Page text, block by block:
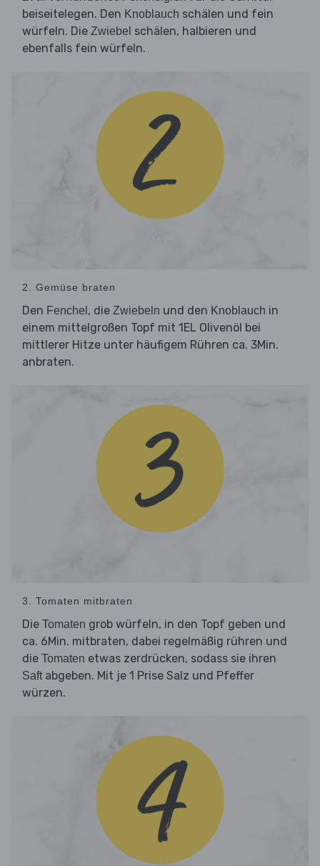
beiseitelegen. Den Knoblauch schälen und fein
würfeln. Die Zwiebel schälen, halbieren und
ebenfalls fein würfeln.
2. Gemüse braten
Den Fenchel , die Zwiebeln und den Knoblauch in
einem mittelgroßen Topf mit 1EL Olivenöl bei
mittlerer Hitze unter häufigem Rühren ca. 3Min.
anbraten.
3. Tomaten mitbraten
Die Tomaten grob würfeln, in den Topf geben und
ca. 6Min. mitbraten, dabei regelmäßig rühren und
die Tomaten etwas zerdrücken, sodass sie ihren
Saftabgeben. Mit je 1 Prise Salz und Pfeffer
würzen.